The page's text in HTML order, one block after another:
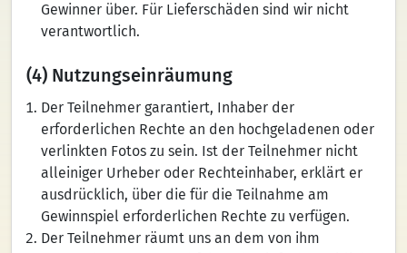
Gewinner über. Für Lieferschäden sind wir nicht
verantwortlich.
(4) Nutzungseinräumung
Der Teilnehmer garantiert, Inhaber der
erforderlichen Rechte an den hochgeladenen oder
verlinkten Fotos zu sein. Ist der Teilnehmer nicht
alleiniger Urheber oder Rechteinhaber, erklärt er
ausdrücklich, über die für die Teilnahme am
Gewinnspiel erforderlichen Rechte zu verfügen.
Der Teilnehmer räumt uns an dem von ihm